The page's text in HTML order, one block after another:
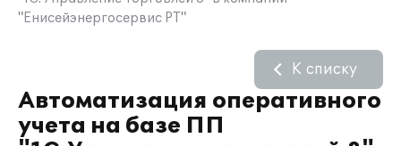
"Енисейэнергосервис РТ"
Автоматизация оперативного
учета на базе ПП
К списку